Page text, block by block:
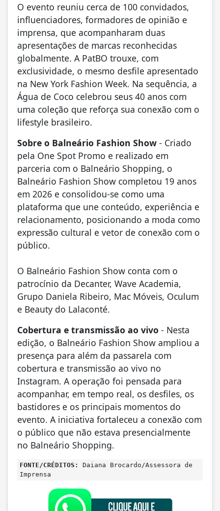
O evento reuniu cerca de 100 convidados,
influenciadores, formadores de opinião e
imprensa, que acompanharam duas
apresentações de marcas reconhecidas
globalmente. A PatBO trouxe, com
exclusividade, o mesmo desfile apresentado
na New York Fashion Week. Na sequência, a
Água de Coco celebrou seus 40 anos com
uma coleção que reforça sua conexão com o
lifestyle brasileiro.
Sobre o Balneário Fashion Show - Criado
pela One Spot Promo e realizado em
parceria com o Balneário Shopping, o
Balneário Fashion Show completou 19 anos
em 2026 e consolidou-se como uma
plataforma que une conteúdo, experiência e
relacionamento, posicionando a moda como
expressão cultural e vetor de conexão com o
público.
O Balneário Fashion Show conta com o
patrocínio da Decanter, ⁠Wave Academia,
⁠Grupo Daniela Ribeiro, ⁠Mac Móveis, ⁠Oculum
e ⁠Beauty do Lalaconté.
Cobertura e transmissão ao vivo - Nesta
edição, o Balneário Fashion Show ampliou a
presença para além da passarela com
cobertura e transmissão ao vivo no
Instagram. A operação foi pensada para
acompanhar, em tempo real, os desfiles, os
bastidores e os principais momentos do
evento. A iniciativa fortaleceu a conexão com
o público que não estava presencialmente
no Balneário Shopping.
FONTE/CRÉDITOS:
Daiana Brocardo/Assessora de
Imprensa